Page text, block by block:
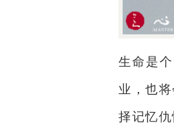
生命是
业，也
择记忆